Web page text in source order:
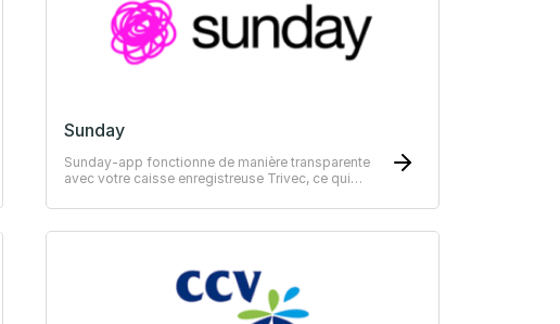
Sunday
Sunday-app fonctionne de manière transparente
avec votre caisse enregistreuse Trivec, ce qui
votre flux de travail actuel.